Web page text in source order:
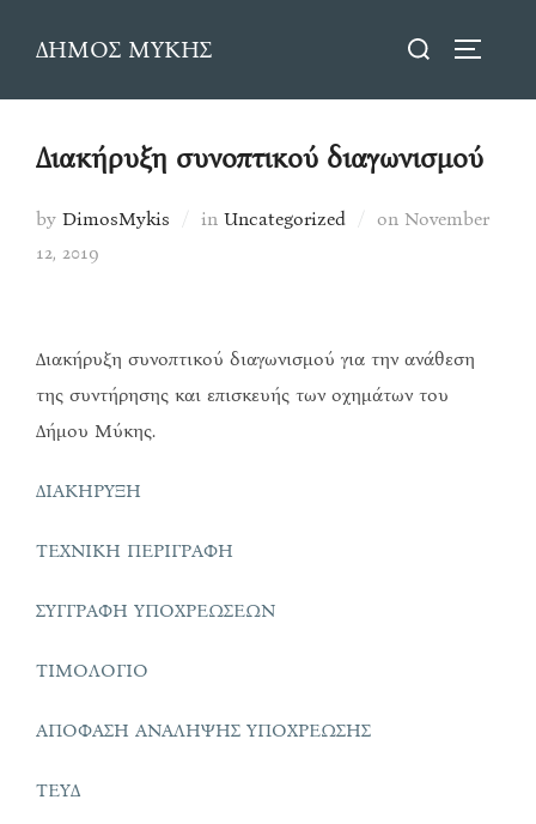
ΔΗΜΟΣ ΜΥΚΗΣ
Search
Διακήρυξη συνοπτικού διαγωνισμού
by DimosMykis in Uncategorized on Posted
November
12, 2019
Διακήρυξη συνοπτικού διαγωνισμού για την ανάθεση
της συντήρησης και επισκευής των οχημάτων του
Δήμου Μύκης.
ΔΙΑΚΗΡΥΞΗ
ΤΕΧΝΙΚΗ ΠΕΡΙΓΡΑΦΗ
ΣΥΓΓΡΑΦΗ ΥΠΟΧΡΕΩΣΕΩΝ
ΤΙΜΟΛΟΓΙΟ
ΑΠΟΦΑΣΗ ΑΝΑΛΗΨΗΣ ΥΠΟΧΡΕΩΣΗΣ
ΤΕΥΔ